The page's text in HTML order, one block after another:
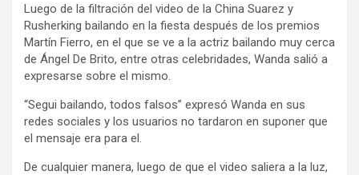
Luego de la filtración del video de la China Suarez y
Rusherking bailando en la fiesta después de los premios
Martín Fierro, en el que se ve a la actriz bailando muy cerca
de Ángel De Brito, entre otras celebridades, Wanda salió a
expresarse sobre el mismo.
“Segui bailando, todos falsos” expresó Wanda en sus
redes sociales y los usuarios no tardaron en suponer que
el mensaje era para el.
De cualquier manera, luego de que el video saliera a la luz,